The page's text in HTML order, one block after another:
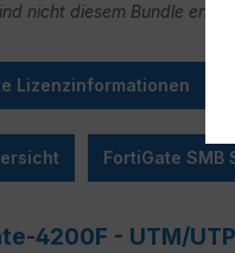
nicht diesem Bundle
Lizenzinformationen
FortiGate SMB
4200F - UTM/